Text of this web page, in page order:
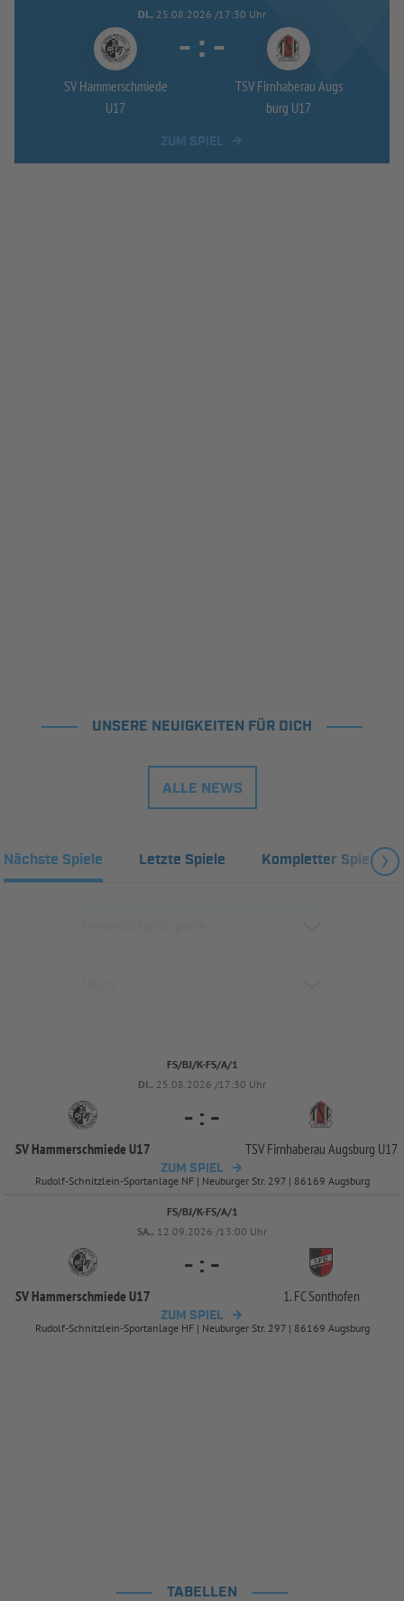
DI.. 25.08.2026 /17:30 Uhr
SV Hammerschmiede
U17
- : -
TSV Firnhaberau Augs
burg U17
UNSERE NEUIGKEITEN FÜR DICH
ALLE NEWS
Nächste Spiele Letzte Spiele Kompletter Spielplan
FS/BJ/K-FS/A/1
DI.. 25.08.2026 /17:30 Uhr
SV Hammerschmiede U17
- : -
TSV Firnhaberau Augsburg U17
ZUM SPIEL
Rudolf-Schnitzlein-Sportanlage NF | Neuburger Str. 297 | 86169 Augsburg
FS/BJ/K-FS/A/1
SA.. 12.09.2026 /13:00 Uhr
SV Hammerschmiede U17
- : -
1. FC Sonthofen
ZUM SPIEL
Rudolf-Schnitzlein-Sportanlage HF | Neuburger Str. 297 | 86169 Augsburg
TABELLEN